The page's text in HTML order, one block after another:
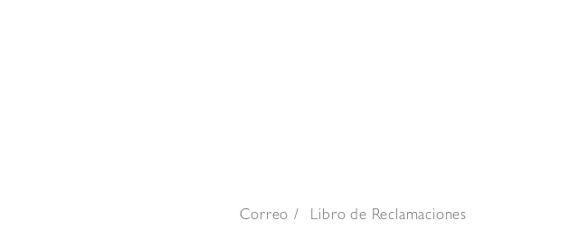
Correo Libro de Reclamaciones